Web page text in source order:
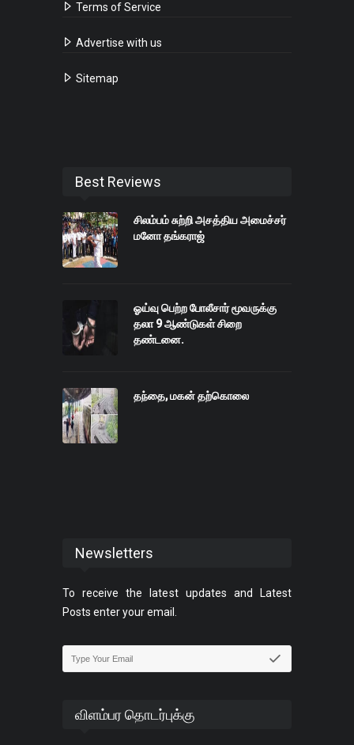
Terms of Service
Advertise with us
Sitemap
Best Reviews
சிலம்பம் சுற்றி அசத்திய அமைச்சர்
மனோ தங்கராஜ்
ஓய்வு பெற்ற போலீசார் மூவருக்கு
தலா 9 ஆண்டுகள் சிறை
தண்டனை.
தந்தை, மகன் தற்கொலை
Newsletters
To receive the latest updates and Latest
Posts enter your email.
விளம்பர தொடர்புக்கு